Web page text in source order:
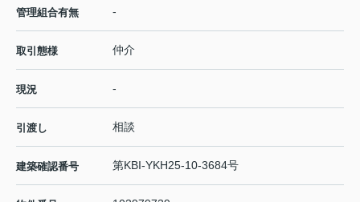
管理組合有無 -
取引態様 仲介
現況 -
引渡し 相談
建築確認番号 第KBI-YKH25-10-3684号